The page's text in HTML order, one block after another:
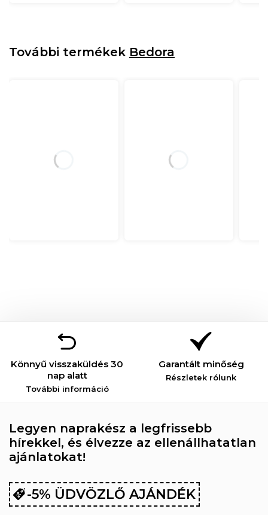
További termékek Bedora
Könnyű visszaküldés 30
nap alatt
További információ
Garantált minőség
Részletek rólunk
Legyen naprakész a legfrissebb
hírekkel, és élvezze az ellenállhatatlan
ajánlatokat!
-5% ÜDVÖZLŐ AJÁNDÉK